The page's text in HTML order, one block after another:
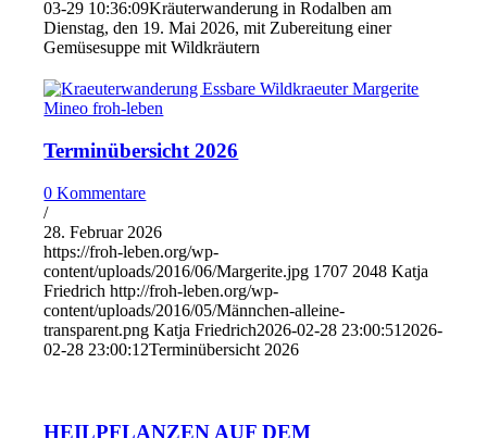
03-29 10:36:09Kräuterwanderung in Rodalben am
Dienstag, den 19. Mai 2026, mit Zubereitung einer
Gemüsesuppe mit Wildkräutern
Terminübersicht 2026
0 Kommentare
/
28. Februar 2026
https://froh-leben.org/wp-
content/uploads/2016/06/Margerite.jpg 1707 2048 Katja
Friedrich http://froh-leben.org/wp-
content/uploads/2016/05/Männchen-alleine-
transparent.png Katja Friedrich2026-02-28 23:00:51 2026-
02-28 23:00:12Terminübersicht 2026
HEILPFLANZEN AUF DEM